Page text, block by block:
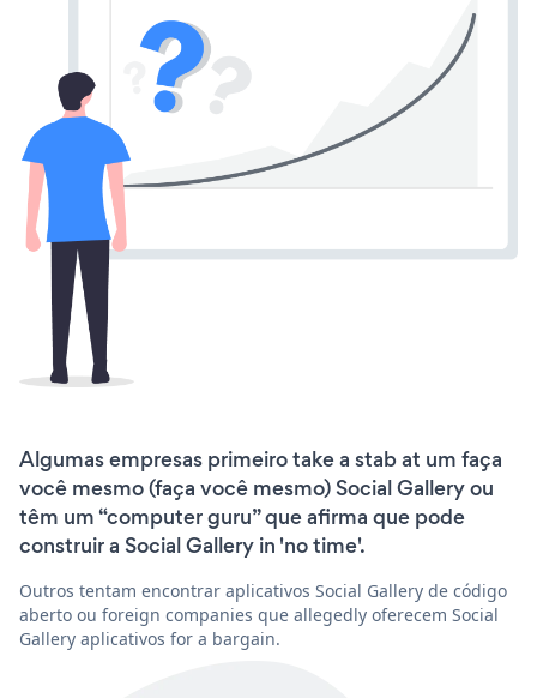
Algumas empresas primeiro take a stab at um faça
você mesmo (faça você mesmo) Social Gallery ou
têm um “computer guru” que afirma que pode
construir a Social Gallery in 'no time'.
Outros tentam encontrar aplicativos Social Gallery de código
aberto ou foreign companies que allegedly oferecem Social
Gallery aplicativos for a bargain.